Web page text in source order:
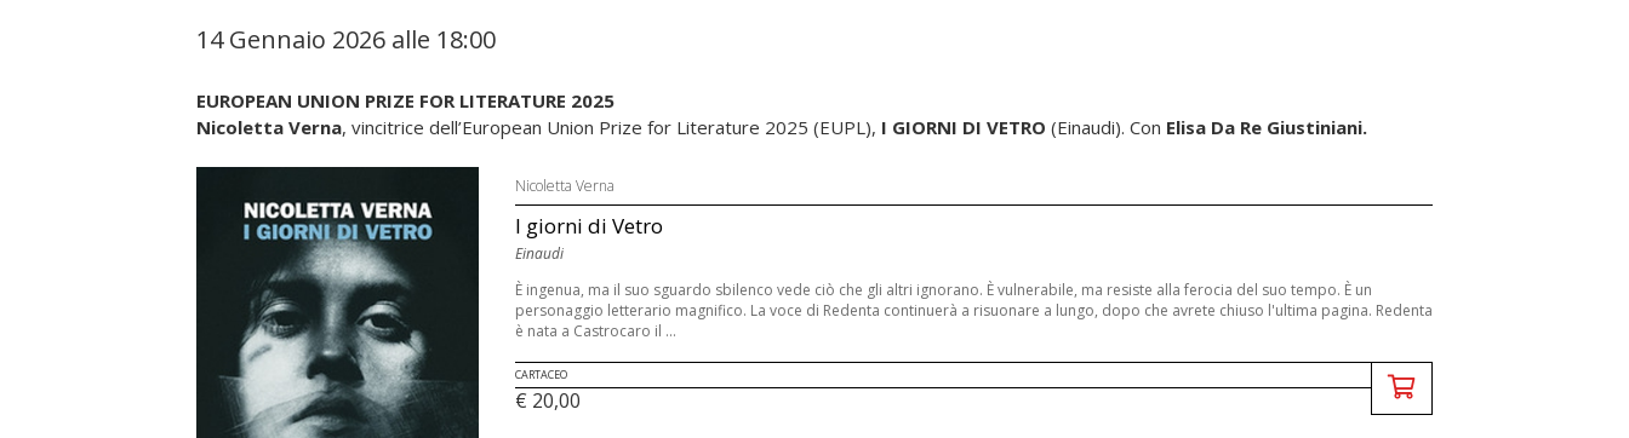
14 Gennaio 2026 alle 18:00
EUROPEAN UNION PRIZE FOR LITERATURE 2025
Nicoletta Verna, vincitrice dell’European Union Prize for Literature 2025 (EUPL), I GIORNI DI VETRO (Einaudi). Con Elisa Da Re Giustiniani.
Nicoletta Verna
I giorni di Vetro
Einaudi
È ingenua, ma il suo sguardo sbilenco vede ciò che gli altri ignorano. È vulnerabile, ma resiste alla ferocia del suo tempo. È un
personaggio letterario magnifico. La voce di Redenta continuerà a risuonare a lungo, dopo che avrete chiuso l'ultima pagina. Redenta
è nata a Castrocaro il ...
CARTACEO
€ 20,00